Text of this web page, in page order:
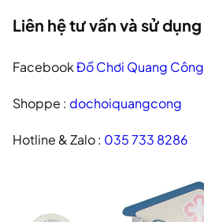
Liên hệ tư vấn và sử dụng
FacebookĐồ Chơi Quang Công
Shoppe : dochoiquangcong
Hotline & Zalo : 035 733 8286